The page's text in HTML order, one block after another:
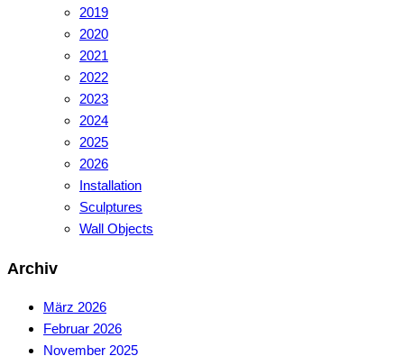
2019
2020
2021
2022
2023
2024
2025
2026
Installation
Sculptures
Wall Objects
Archiv
März 2026
Februar 2026
November 2025